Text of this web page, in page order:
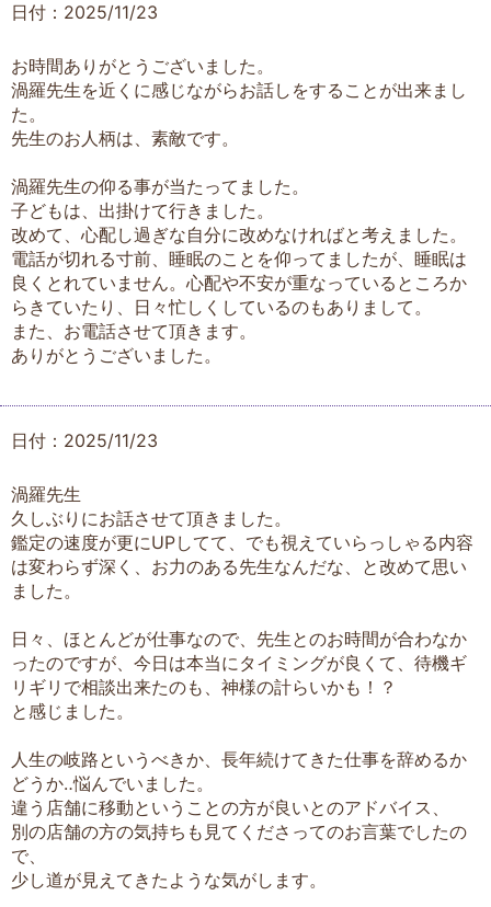
日付：2025/11/23
お時間ありがとうございました。
渦羅先生を近くに感じながらお話しをすることが出来まし
た。
先生のお人柄は、素敵です。
渦羅先生の仰る事が当たってました。
子どもは、出掛けて行きました。
改めて、心配し過ぎな自分に改めなければと考えました。
電話が切れる寸前、睡眠のことを仰ってましたが、睡眠は
良くとれていません。心配や不安が重なっているところか
らきていたり、日々忙しくしているのもありまして。
また、お電話させて頂きます。
ありがとうございました。
日付：2025/11/23
渦羅先生
久しぶりにお話させて頂きました。
鑑定の速度が更にUPしてて、でも視えていらっしゃる内容
は変わらず深く、お力のある先生なんだな、と改めて思い
ました。
日々、ほとんどが仕事なので、先生とのお時間が合わなか
ったのですが、今日は本当にタイミングが良くて、待機ギ
リギリで相談出来たのも、神様の計らいかも！？
と感じました。
人生の岐路というべきか、長年続けてきた仕事を辞めるか
どうか‥悩んでいました。
違う店舗に移動ということの方が良いとのアドバイス、
別の店舗の方の気持ちも見てくださってのお言葉でしたの
で、
少し道が見えてきたような気がします。